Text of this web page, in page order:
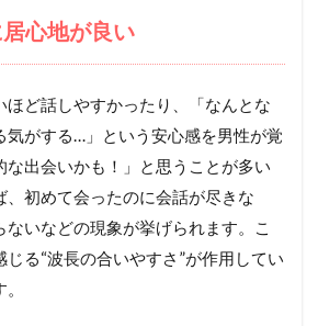
心地が良い
ほど話しやすかったり、「なんとな
気がする…」という安心感を男性が覚
な出会いかも！」と思うことが多い
、初めて会ったのに会話が尽きな
ないなどの現象が挙げられます。こ
る“波長の合いやすさ”が作用してい